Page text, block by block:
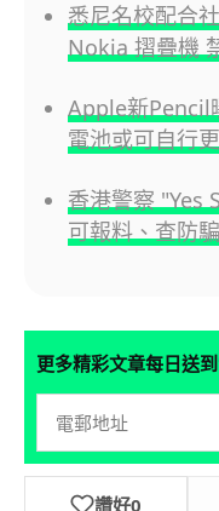
悉尼名校配合
Nokia 摺疊機
Apple新Pencil
電池或可自行
香港警察
可報料、查防
更多精彩文章每日送
讚好0